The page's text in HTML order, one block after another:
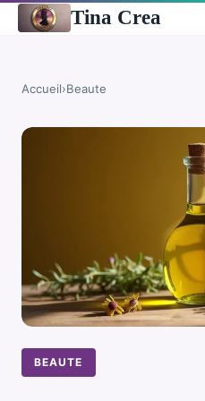
Tina Crea
Accueil›Beaute
BEAUTE